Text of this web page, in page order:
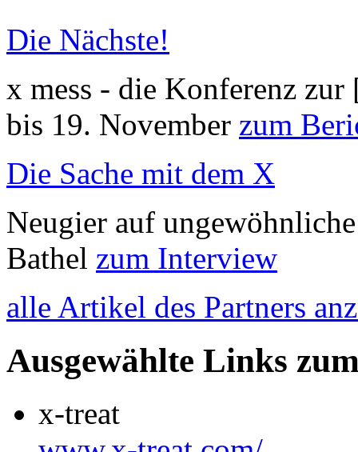
Die Nächste!
x mess - die Konferenz
bis 19. November zum
Die Sache mit dem X
Neugier auf
Bathel zum Interview
alle Artikel des Partners
Ausgewählte Links
x-treat